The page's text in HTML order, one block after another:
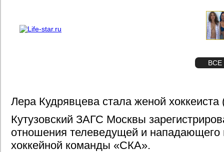
ВСЕ
Лера Кудрявцева стала женой
Кутузовский ЗАГС Москвы
отношения телеведущей и нападающего
хоккейной команды «СКА».